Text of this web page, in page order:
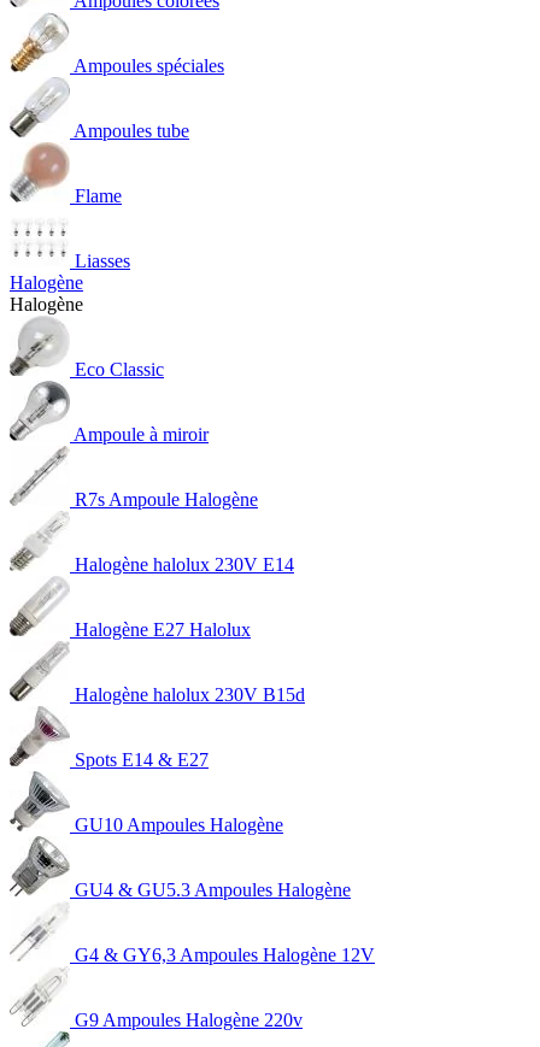
Ampoules spéciales
Ampoules tube
Flame
Liasses
Halogène
Halogène
Eco Classic
Ampoule à miroir
R7s Ampoule Halogène
Halogène halolux 230V E14
Halogène E27 Halolux
Halogène halolux 230V B15d
Spots E14 & E27
GU10 Ampoules Halogène
GU4 & GU5.3 Ampoules Halogène
G4 & GY6,3 Ampoules Halogène 12V
G9 Ampoules Halogène 220v